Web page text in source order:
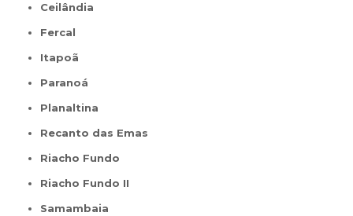
Ceilândia
Fercal
Itapoã
Paranoá
Planaltina
Recanto das Emas
Riacho Fundo
Riacho Fundo II
Samambaia